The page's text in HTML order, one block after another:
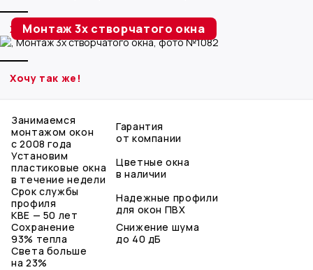
Хочу так же!
Монтаж 3х створчатого окна
Хочу так же!
Занимаемся
монтажом окон
с 2008 года
Гарантия
от компании
Установим
пластиковые окна
в течение недели
Цветные окна
в наличии
Срок службы
профиля
KBE — 50 лет
Надежные профили
для окон ПВХ
Сохранение
93% тепла
Снижение шума
до 40 дБ
Света больше
на 23%